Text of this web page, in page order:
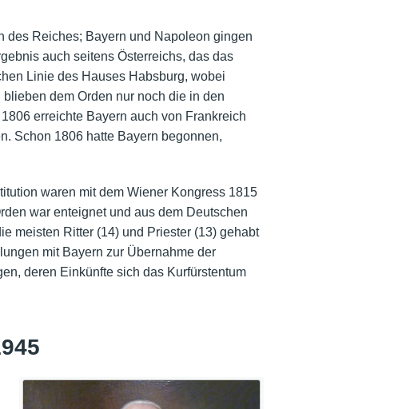
des Reiches; Bayern und Napoleon gingen
auch seitens Österreichs, das das
Linie des Hauses Habsburg, wobei
dem Orden nur noch die in den
erreichte Bayern auch von Frankreich
Schon 1806 hatte Bayern begonnen,
waren mit dem Wiener Kongress 1815
war enteignet und aus dem Deutschen
meisten Ritter (14) und Priester (13) gehabt
mit Bayern zur Übernahme der
deren Einkünfte sich das Kurfürstentum